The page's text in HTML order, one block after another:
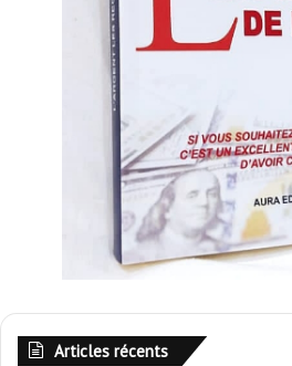
Articles récents